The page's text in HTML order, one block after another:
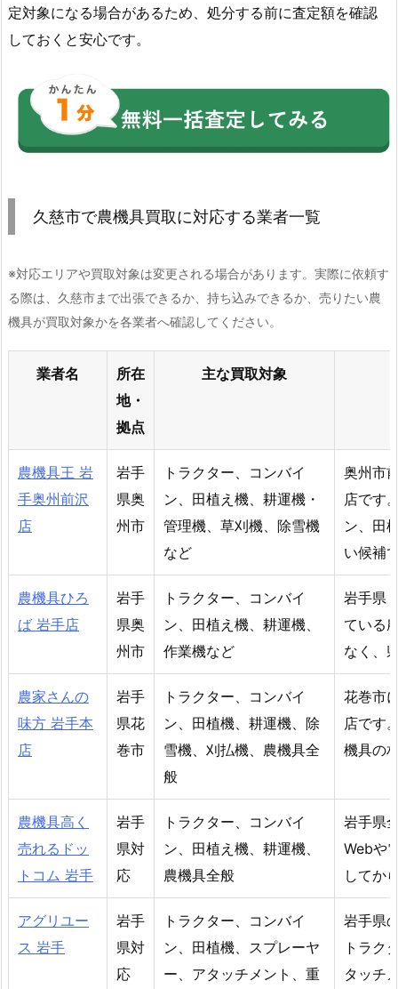
定対象になる場合があるため、処分する前に査定額を確認
しておくと安心です。
久慈市で農機具買取に対応する業者一覧
※対応エリアや買取対象は変更される場合があります。実際に依頼す
る際は、久慈市まで出張できるか、持ち込みできるか、売りたい農
機具が買取対象かを各業者へ確認してください。
業者名
所在
地・
拠点
主な買取対象
農機具王 岩
手奥州前沢
店
岩手
県奥
州市
トラクター、コンバイ
ン、田植え機、耕運機・
管理機、草刈機、除雪機
など
奥州市
店です
ン、田
い候補
農機具ひろ
ば 岩手店
岩手
県奥
州市
トラクター、コンバイ
ン、田植え機、耕運機、
作業機など
岩手県
ている
なく、
農家さんの
味方 岩手本
店
岩手
県花
巻市
トラクター、コンバイ
ン、田植機、耕運機、除
雪機、刈払機、農機具全
般
花巻市
店です
機具の
農機具高く
売れるドッ
トコム 岩手
岩手
県対
応
トラクター、コンバイ
ン、田植え機、耕運機、
農機具全般
岩手県
Webや
してか
アグリユー
ス 岩手
岩手
県対
応
トラクター、コンバイ
ン、田植機、スプレーヤ
ー、アタッチメント、重
岩手県
トラク
タッチ